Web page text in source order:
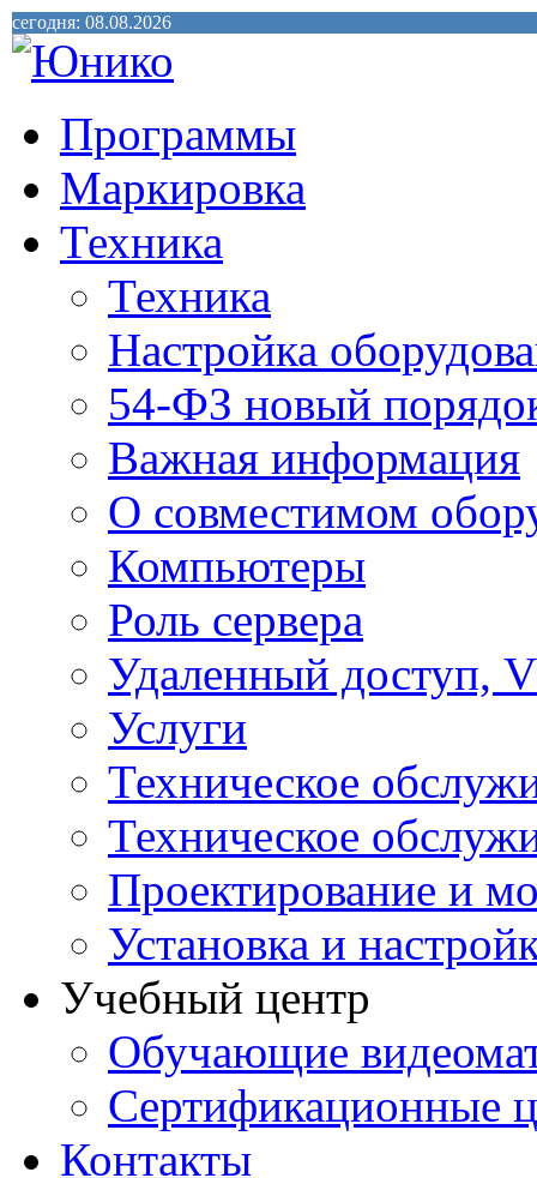
сегодня: 08.08.2026
Программы
Маркировка
Техника
Техника
Настройка
54-ФЗ новый
Важная информация
О совместимом
Компьютеры
Роль сервера
Удаленный доступ,
Услуги
Техническое
Техническое
Проектирование и
Установка и
Учебный центр
Обучающие
Сертификационные
Контакты